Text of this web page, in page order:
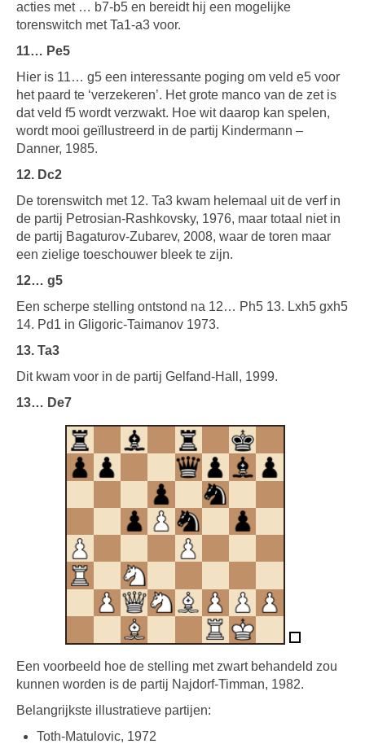
acties met … b7-b5 en bereidt hij een mogelijke
torenswitch met Ta1-a3 voor.
11… Pe5
Hier is 11… g5 een interessante poging om veld e5 voor
het paard te ‘verzekeren’. Het grote manco van de zet is
dat veld f5 wordt verzwakt. Hoe wit daarop kan spelen,
wordt mooi geïllustreerd in de partij Kindermann –
Danner, 1985.
12. Dc2
De torenswitch met 12. Ta3 kwam helemaal uit de verf in
de partij Petrosian-Rashkovsky, 1976, maar totaal niet in
de partij Bagaturov-Zubarev, 2008, waar de toren maar
een zielige toeschouwer bleek te zijn.
12… g5
Een scherpe stelling ontstond na 12… Ph5 13. Lxh5 gxh5
14. Pd1 in Gligoric-Taimanov 1973.
13. Ta3
Dit kwam voor in de partij Gelfand-Hall, 1999.
13… De7
Een voorbeeld hoe de stelling met zwart behandeld zou
kunnen worden is de partij Najdorf-Timman, 1982.
Belangrijkste illustratieve partijen:
Toth-Matulovic, 1972